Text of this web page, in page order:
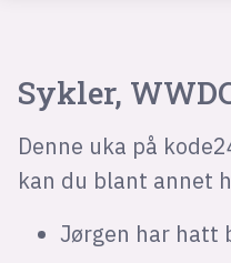
Sykler,
Denne uka på
kan du blant annet
Jørgen har hatt